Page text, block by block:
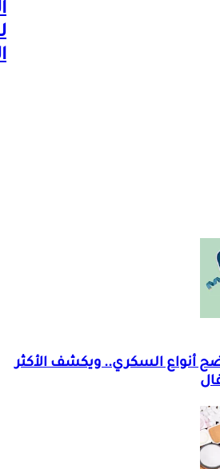
أنواع السكري.. ويكشف الأكثر